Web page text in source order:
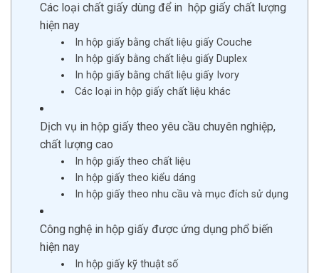
Các loại chất giấy dùng để in hộp giấy chất lượng
hiện nay
In hộp giấy bằng chất liệu giấy Couche
In hộp giấy bằng chất liệu giấy Duplex
In hộp giấy bằng chất liệu giấy Ivory
Các loại in hộp giấy chất liệu khác
Dịch vụ in hộp giấy theo yêu cầu chuyên nghiệp,
chất lượng cao
In hộp giấy theo chất liệu
In hộp giấy theo kiểu dáng
In hộp giấy theo nhu cầu và mục đích sử dụng
Công nghệ in hộp giấy được ứng dụng phổ biến
hiện nay
In hộp giấy kỹ thuật số